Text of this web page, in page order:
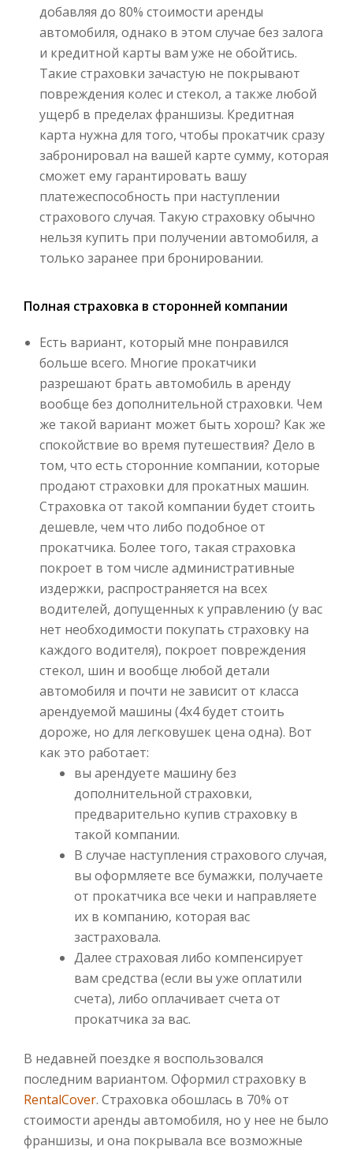
добавляя до 80% стоимости аренды
автомобиля, однако в этом случае без залога
и кредитной карты вам уже не обойтись.
Такие страховки зачастую не покрывают
повреждения колес и стекол, а также любой
ущерб в пределах франшизы. Кредитная
карта нужна для того, чтобы прокатчик сразу
забронировал на вашей карте сумму, которая
сможет ему гарантировать вашу
платежеспособность при наступлении
страхового случая. Такую страховку обычно
нельзя купить при получении автомобиля, а
только заранее при бронировании.
Полная страховка в сторонней компании
Есть вариант, который мне понравился
больше всего. Многие прокатчики
разрешают брать автомобиль в аренду
вообще без дополнительной страховки. Чем
же такой вариант может быть хорош? Как же
спокойствие во время путешествия? Дело в
том, что есть сторонние компании, которые
продают страховки для прокатных машин.
Страховка от такой компании будет стоить
дешевле, чем что либо подобное от
прокатчика. Более того, такая страховка
покроет в том числе административные
издержки, распространяется на всех
водителей, допущенных к управлению (у вас
нет необходимости покупать страховку на
каждого водителя), покроет повреждения
стекол, шин и вообще любой детали
автомобиля и почти не зависит от класса
арендуемой машины (4х4 будет стоить
дороже, но для легковушек цена одна). Вот
как это работает:
вы арендуете машину без
дополнительной страховки,
предварительно купив страховку в
такой компании.
В случае наступления страхового случая,
вы оформляете все бумажки, получаете
от прокатчика все чеки и направляете
их в компанию, которая вас
застраховала.
Далее страховая либо компенсирует
вам средства (если вы уже оплатили
счета), либо оплачивает счета от
прокатчика за вас.
В недавней поездке я воспользовался
последним вариантом. Оформил страховку в
RentalCover. Страховка обошлась в 70% от
стоимости аренды автомобиля, но у нее не было
франшизы, и она покрывала все возможные